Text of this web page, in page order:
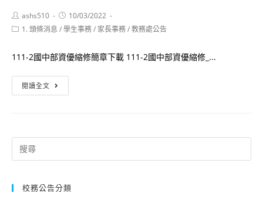
Post
author:
ashs510
Post
published:
10/03/2022
Post1. 頭條消息 /學生事務/ 家長事務/教務處公告
111-2國中部資優縮修簡章下載 111-2國中部資優縮修_...
閱讀全文
學
第
期
Search
for:
校務公告分類